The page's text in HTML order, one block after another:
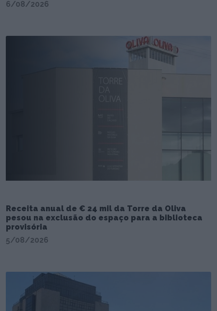
6/08/2026
Receita anual de € 24 mil da Torre da Oliva
pesou na exclusão do espaço para a biblioteca
provisória
5/08/2026